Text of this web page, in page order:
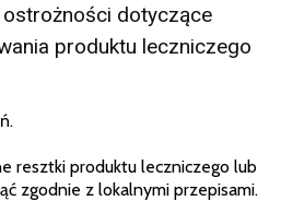
dotyczące
produktu leczniczego
resztki produktu leczniczego lub
zgodnie z lokalnymi przepisami.